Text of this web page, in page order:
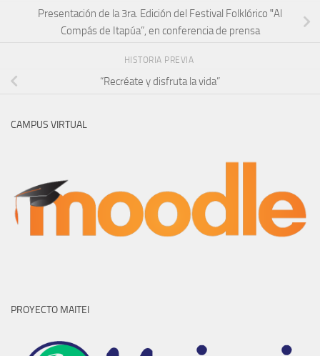
Presentación de la 3ra. Edición del Festival Folklórico ‟Al
Compás de Itapúa”, en conferencia de prensa
HISTORIA PREVIA
“Recréate y disfruta la vida”
CAMPUS VIRTUAL
PROYECTO MAITEI